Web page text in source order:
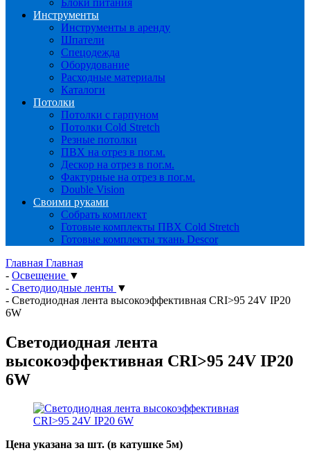
Инструменты
Инструменты в аренду
Шпатели
Спецодежда
Оборудование
Расходные материалы
Каталоги
Потолки
Потолки с гарпуном
Потолки Cold Stretch
Резные потолки
ПВХ на отрез в пог.м.
Дескор на отрез в пог.м.
Фактурные на отрез в пог.м.
Double Vision
Своими руками
Собрать комплект
Готовые комплекты ПВХ Cold Stretch
Готовые комплекты ткань Descor
Главная Главная
- Освещение ▼
- Светодиодные ленты ▼
- Светодиодная лента высокоэффективная CRI>95 24V IP20
6W
Светодиодная лента
высокоэффективная CRI>95 24V IP20
6W
Цена указана за шт. (в катушке 5м)